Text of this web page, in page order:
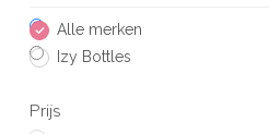
Alle merken
Izy Bottles
Prijs